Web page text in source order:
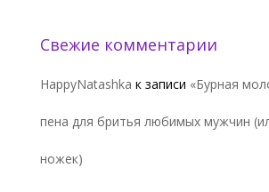
Свежие комментарии
HappyNatashka к записи «Бурная
пена для бритья любимых мужчин
ножек)